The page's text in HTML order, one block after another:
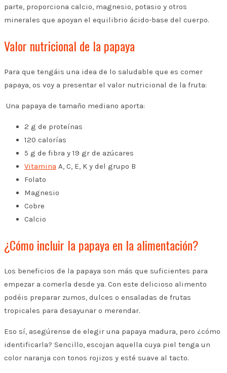
parte, proporciona calcio, magnesio, potasio y otros
minerales que apoyan el equilibrio ácido-base del cuerpo.
Valor nutricional de la papaya
Para que tengáis una idea de lo saludable que es comer
papaya, os voy a presentar el valor nutricional de la fruta:
Una papaya de tamaño mediano aporta:
2 g de proteínas
120 calorías
5 g de fibra y 19 gr de azúcares
Vitamina A, C, E, K y del grupo B
Folato
Magnesio
Cobre
Calcio
¿Cómo incluir la papaya en la alimentación?
Los beneficios de la papaya son más que suficientes para
empezar a comerla desde ya. Con este delicioso alimento
podéis preparar zumos, dulces o ensaladas de frutas
tropicales para desayunar o merendar.
Eso sí, asegúrense de elegir una papaya madura, pero ¿cómo
identificarla? Sencillo, escojan aquella cuya piel tenga un
color naranja con tonos rojizos y esté suave al tacto.